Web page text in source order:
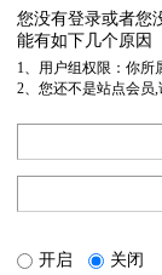
您没有登录或者您
能有如下几个原因
1、用户组权限：你所
2、您还不是站点会员
开启 关闭